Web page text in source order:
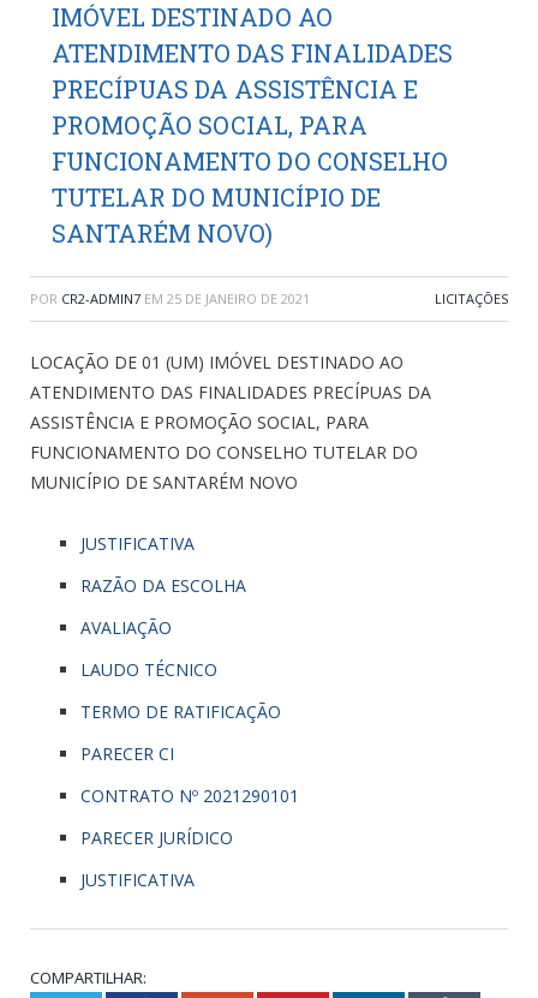
IMÓVEL DESTINADO AO
ATENDIMENTO DAS FINALIDADES
PRECÍPUAS DA ASSISTÊNCIA E
PROMOÇÃO SOCIAL, PARA
FUNCIONAMENTO DO CONSELHO
TUTELAR DO MUNICÍPIO DE
SANTARÉM NOVO)
POR CR2-ADMIN7 EM 25 DE JANEIRO DE 2021 LICITAÇÕES
LOCAÇÃO DE 01 (UM) IMÓVEL DESTINADO AO
ATENDIMENTO DAS FINALIDADES PRECÍPUAS DA
ASSISTÊNCIA E PROMOÇÃO SOCIAL, PARA
FUNCIONAMENTO DO CONSELHO TUTELAR DO
MUNICÍPIO DE SANTARÉM NOVO
JUSTIFICATIVA
RAZÃO DA ESCOLHA
AVALIAÇÃO
LAUDO TÉCNICO
TERMO DE RATIFICAÇÃO
PARECER CI
CONTRATO Nº 2021290101
PARECER JURÍDICO
JUSTIFICATIVA
COMPARTILHAR: